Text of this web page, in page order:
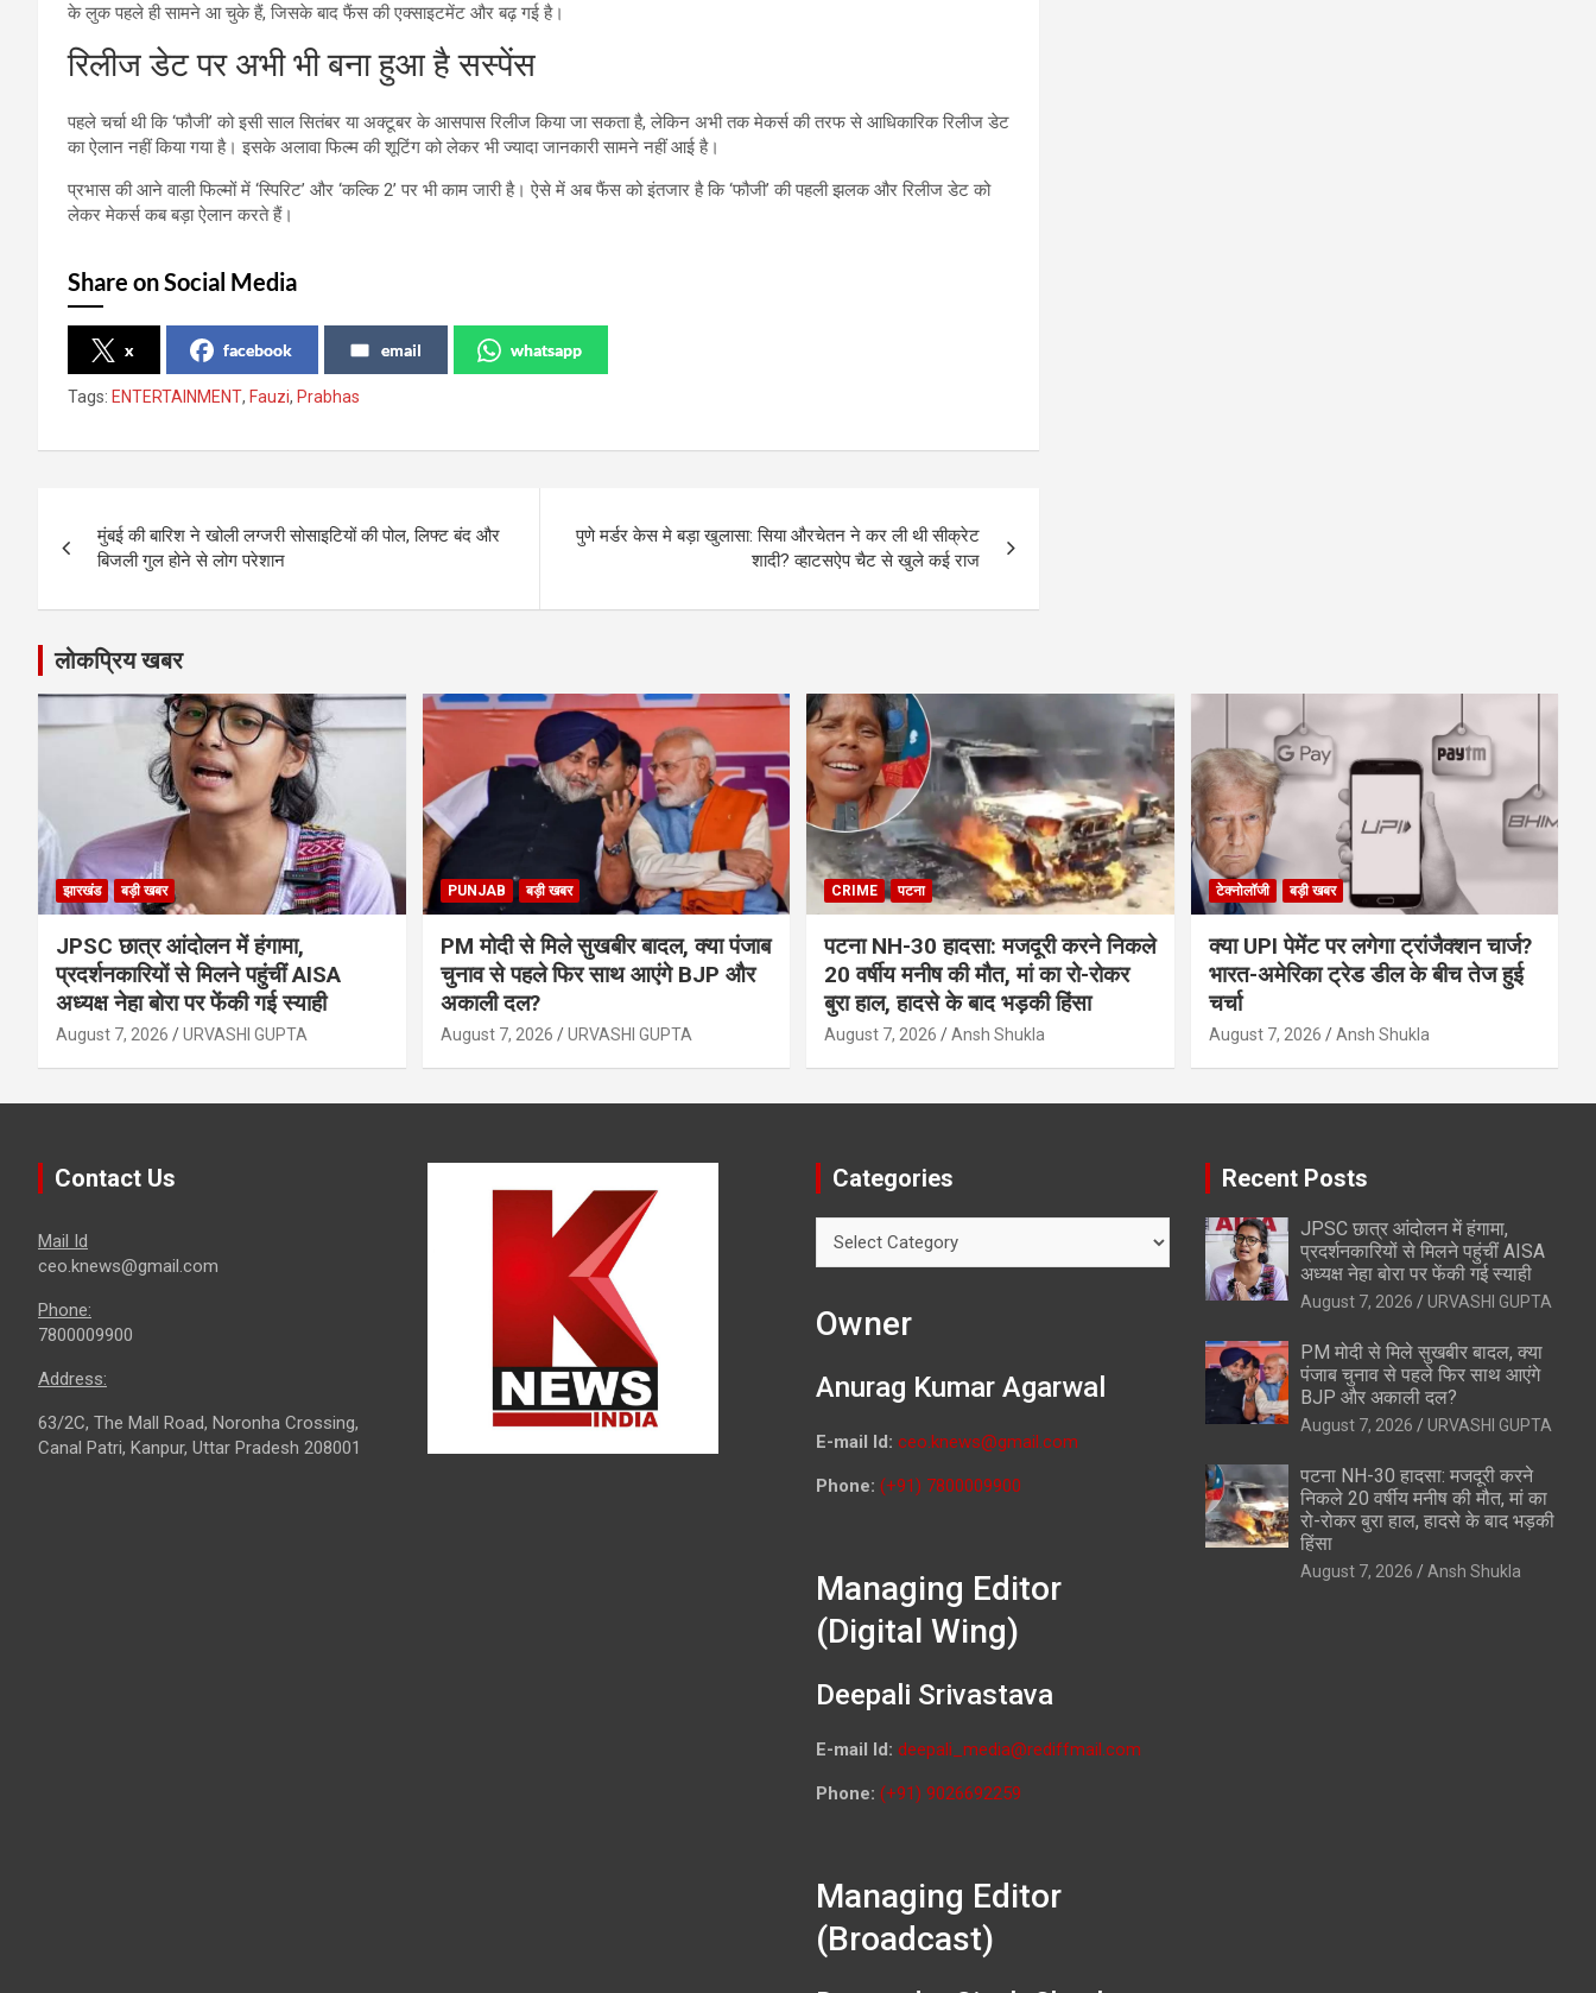
के लुक पहले ही सामने आ चुके हैं, जिसके बाद फैंस की एक्साइटमेंट और बढ़ गई है।
रिलीज डेट पर अभी भी बना हुआ है सस्पेंस
पहले चर्चा थी कि ‘फौजी’ को इसी साल सितंबर या अक्टूबर के आसपास रिलीज किया जा सकता है, लेकिन अभी तक मेकर्स की तरफ से आधिकारिक रिलीज डेट
का ऐलान नहीं किया गया है। इसके अलावा फिल्म की शूटिंग को लेकर भी ज्यादा जानकारी सामने नहीं आई है।
प्रभास की आने वाली फिल्मों में ‘स्पिरिट’ और ‘कल्कि 2’ पर भी काम जारी है। ऐसे में अब फैंस को इंतजार है कि ‘फौजी’ की पहली झलक और रिलीज डेट को
लेकर मेकर्स कब बड़ा ऐलान करते हैं।
Share on Social Media
x facebook email whatsapp
Tags: ENTERTAINMENT, Fauzi, Prabhas
navigation
मुंबई की बारिश ने खोली लग्जरी सोसाइटियों की पोल, लिफ्ट बंद और
बिजली गुल होने से लोग परेशान
पुणे मर्डर केस मे बड़ा खुलासा: सिया औरचेतन ने कर ली थी सीक्रेट
शादी? व्हाटसऐप चैट से खुले कई राज
लोकप्रिय खबर
झारखंड बड़ी खबर
JPSC छात्र आंदोलन में हंगामा,
प्रदर्शनकारियों से मिलने पहुंचीं AISA
अध्यक्ष नेहा बोरा पर फेंकी गई स्याही
August 7, 2026 URVASHI GUPTA
PUNJAB बड़ी खबर
PM मोदी से मिले सुखबीर बादल, क्या पंजाब
चुनाव से पहले फिर साथ आएंगे BJP और
अकाली दल?
August 7, 2026 URVASHI GUPTA
CRIME पटना
पटना NH-30 हादसा: मजदूरी करने निकले
20 वर्षीय मनीष की मौत, मां का रो-रोकर
बुरा हाल, हादसे के बाद भड़की हिंसा
August 7, 2026 Ansh Shukla
टेक्नोलॉजी बड़ी खबर
क्या UPI पेमेंट पर लगेगा ट्रांजैक्शन चार्ज?
भारत-अमेरिका ट्रेड डील के बीच तेज हुई
चर्चा
August 7, 2026 Ansh Shukla
Contact Us
Mail Id
ceo.knews@gmail.com
Phone:
7800009900
Address:
63/2C, The Mall Road, Noronha Crossing,
Canal Patri, Kanpur, Uttar Pradesh 208001
Categories
Owner
Anurag Kumar Agarwal
E-mail Id: ceo.knews@gmail.com
Phone: (+91) 7800009900
Managing Editor
(Digital Wing)
Deepali Srivastava
E-mail Id: deepali_media@rediffmail.com
Phone: (+91) 9026692259
Managing Editor
(Broadcast)
Recent Posts
JPSC छात्र आंदोलन में हंगामा,
प्रदर्शनकारियों से मिलने पहुंचीं AISA
अध्यक्ष नेहा बोरा पर फेंकी गई स्याही
August 7, 2026 URVASHI GUPTA
PM मोदी से मिले सुखबीर बादल, क्या
पंजाब चुनाव से पहले फिर साथ आएंगे
BJP और अकाली दल?
August 7, 2026 URVASHI GUPTA
पटना NH-30 हादसा: मजदूरी करने
निकले 20 वर्षीय मनीष की मौत, मां का
रो-रोकर बुरा हाल, हादसे के बाद भड़की
हिंसा
August 7, 2026 Ansh Shukla